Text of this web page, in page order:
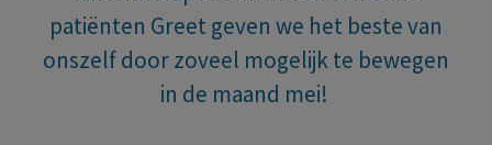
patiënten Greet geven we het beste van
onszelf door zoveel mogelijk te bewegen
in de maand mei!